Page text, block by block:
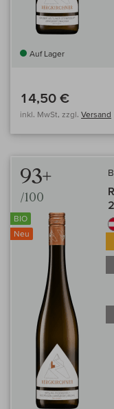
Auf Lager
14,50 €
inkl. MwSt, zzgl. Versand
93+
/100
BIO
Neu